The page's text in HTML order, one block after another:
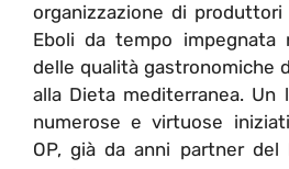
organizzazione di
Eboli da tempo impegnata
delle qualità gastronomiche
alla Dieta mediterranea. Un
numerose e virtuose
OP, già da anni partner del